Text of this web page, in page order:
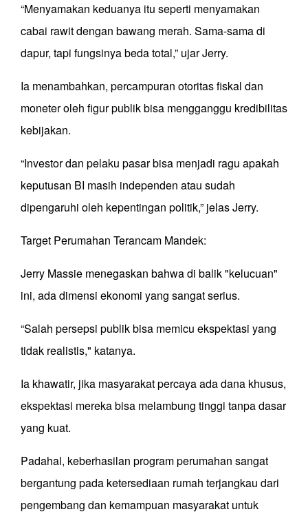
“Menyamakan keduanya itu seperti menyamakan
cabai rawit dengan bawang merah. Sama-sama di
dapur, tapi fungsinya beda total,” ujar Jerry.
Ia menambahkan, percampuran otoritas fiskal dan
moneter oleh figur publik bisa mengganggu kredibilitas
kebijakan.
“Investor dan pelaku pasar bisa menjadi ragu apakah
keputusan BI masih independen atau sudah
dipengaruhi oleh kepentingan politik,” jelas Jerry.
Target Perumahan Terancam Mandek:
Jerry Massie menegaskan bahwa di balik "kelucuan"
ini, ada dimensi ekonomi yang sangat serius.
“Salah persepsi publik bisa memicu ekspektasi yang
tidak realistis," katanya.
Ia khawatir, jika masyarakat percaya ada dana khusus,
ekspektasi mereka bisa melambung tinggi tanpa dasar
yang kuat.
Padahal, keberhasilan program perumahan sangat
bergantung pada ketersediaan rumah terjangkau dari
pengembang dan kemampuan masyarakat untuk